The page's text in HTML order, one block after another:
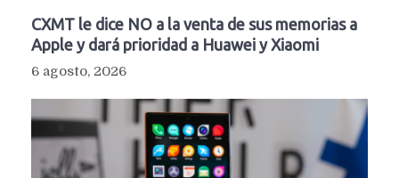
CXMT le dice NO a la venta de sus memorias a
Apple y dará prioridad a Huawei y Xiaomi
6 agosto, 2026